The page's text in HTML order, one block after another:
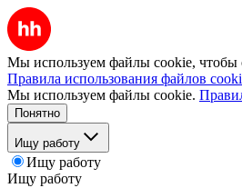
Мы используем файлы cookie, чтобы
Правила использования файлов
Мы используем файлы cookie.
Понятно
Ищу работу
Ищу работу
Ищу работу